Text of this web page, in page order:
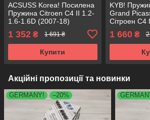
ACSUSS Korea! Посилена
Пружина Citroen C4 II 1.2-
1.6-1.6D (2007-18)
4066781 , RA3414 ,
993326 Аксусс Корея
1 352 ₴ 1 691 ₴
Купити
KYB!
Grand
Сітроен С4
RA3561 ,
1 660₴
Акційні пропозиції та новинки
GERMANY! –20%